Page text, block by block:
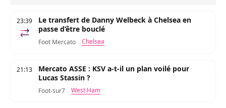
23:39
Le transfert de Danny Welbeck à Chelsea en
passe d’être bouclé
Foot Mercato Chelsea
21:13
Mercato ASSE : KSV a-t-il un plan voilé pour
Lucas Stassin ?
Foot-sur7 West Ham